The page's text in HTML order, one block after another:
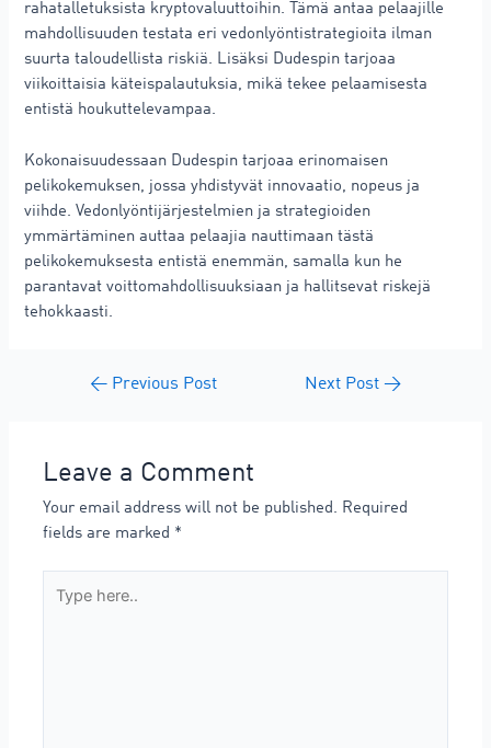
rahatalletuksista kryptovaluuttoihin. Tämä antaa pelaajille
mahdollisuuden testata eri vedonlyöntistrategioita ilman
suurta taloudellista riskiä. Lisäksi Dudespin tarjoaa
viikoittaisia käteispalautuksia, mikä tekee pelaamisesta
entistä houkuttelevampaa.
Kokonaisuudessaan Dudespin tarjoaa erinomaisen
pelikokemuksen, jossa yhdistyvät innovaatio, nopeus ja
viihde. Vedonlyöntijärjestelmien ja strategioiden
ymmärtäminen auttaa pelaajia nauttimaan tästä
pelikokemuksesta entistä enemmän, samalla kun he
parantavat voittomahdollisuuksiaan ja hallitsevat riskejä
tehokkaasti.
←Previous Post Next Post→
Leave a Comment
Your email address will not be published. Required
fields are marked *